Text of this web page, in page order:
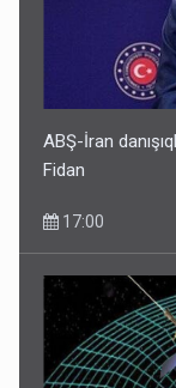
ABŞ-İran
Fidan
17:00